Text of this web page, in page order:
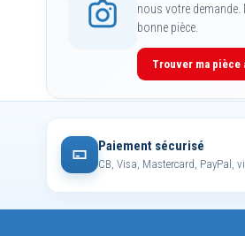
nous votre demande.
bonne pièce.
Trouver ma pièce
Paiement sécurisé
CB, Visa, Mastercard, PayPal,